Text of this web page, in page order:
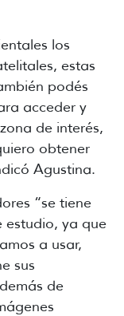
los
estas
podés
acceder y
de interés,
obtener
Agustina.
“se tiene
estudio, ya que
a usar,
sus
de